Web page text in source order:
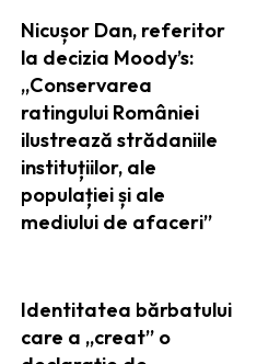
Nicușor Dan, referitor
la decizia Moody’s:
„Conservarea
ratingului României
ilustrează strădaniile
instituțiilor, ale
populației și ale
mediului de afaceri”
Identitatea bărbatului
care a „creat” o